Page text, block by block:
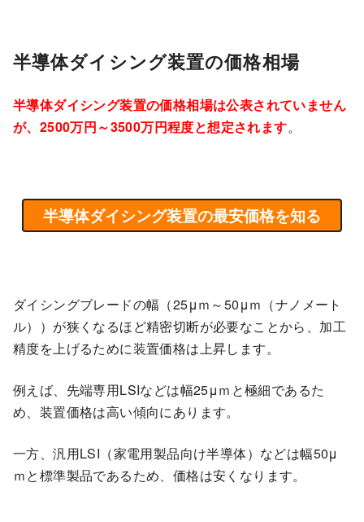
半導体ダイシング装置の価格相場
半導体ダイシング装置の価格相場は公表されていません
が、2500万円～3500万円程度と想定されます。
半導体ダイシング装置の最安価格を知る
ダイシングブレードの幅（25μｍ～50μｍ（ナノメート
ル））が狭くなるほど精密切断が必要なことから、加工
精度を上げるために装置価格は上昇します。
例えば、先端専用LSIなどは幅25μｍと極細であるた
め、装置価格は高い傾向にあります。
一方、汎用LSI（家電用製品向け半導体）などは幅50μ
ｍと標準製品であるため、価格は安くなります。